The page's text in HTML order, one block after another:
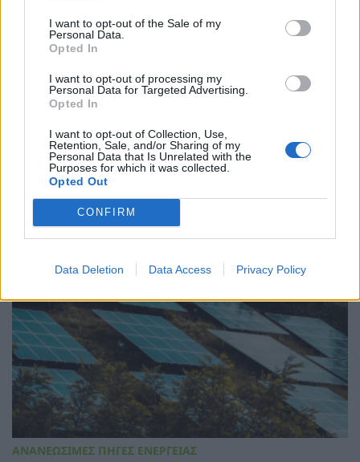
I want to opt-out of the Sale of my
Personal Data.
Opted In
I want to opt-out of processing my
Personal Data for Targeted Advertising.
Opted In
I want to opt-out of Collection, Use,
Retention, Sale, and/or Sharing of my
Personal Data that Is Unrelated with the
Purposes for which it was collected.
Opted Out
CONFIRM
Data Deletion Data Access Privacy Policy
ΑΝΑΝΕΩΣΙΜΕΣ ΠΗΓΕΣ ΕΝΕΡΓΕΙΑΣ
Όμιλος ΔΕΗ: Επεκτείνεται στην αγορά της
Ουγγαρίας με νέα έργα ΑΠΕ
24/07/2026 - 10:51
ΑΝΑΝΕΩΣΙΜΕΣ ΠΗΓΕΣ ΕΝΕΡΓΕΙΑΣ